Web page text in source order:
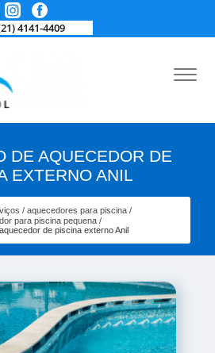
4141-4409
DE AQUECEDOR DE
EXTERNO ANIL
aquecedores para piscina
para piscina pequena
de piscina externo Anil